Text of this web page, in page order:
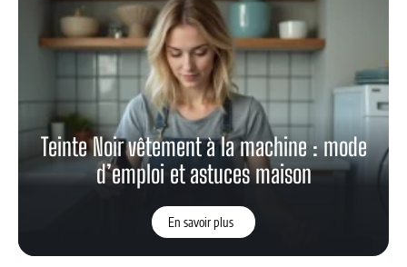
Teinte Noir vêtement à la machine : mode
d’emploi et astuces maison
En savoir plus